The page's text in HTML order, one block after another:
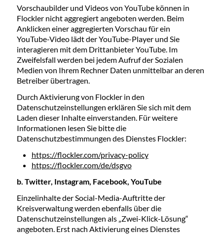
Vorschaubilder und Videos von YouTube können in
Flockler nicht aggregiert angeboten werden. Beim
Anklicken einer aggregierten Vorschau für ein
YouTube-Video lädt der YouTube-Player und Sie
interagieren mit dem Drittanbieter YouTube. Im
Zweifelsfall werden bei jedem Aufruf der Sozialen
Medien von Ihrem Rechner Daten unmittelbar an deren
Betreiber übertragen.
Durch Aktivierung von Flockler in den
Datenschutzeinstellungen erklären Sie sich mit dem
Laden dieser Inhalte einverstanden. Für weitere
Informationen lesen Sie bitte die
Datenschutzbestimmungen des Dienstes Flockler:
https://flockler.com/privacy-policy
https://flockler.com/de/dsgvo
b. Twitter, Instagram, Facebook, YouTube
Einzelinhalte der Social-Media-Auftritte der
Kreisverwaltung werden ebenfalls über die
Datenschutzeinstellungen als „Zwei-Klick-Lösung“
angeboten. Erst nach Aktivierung eines Dienstes